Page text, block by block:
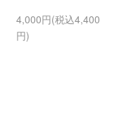
4,000円(税込4,400
円)